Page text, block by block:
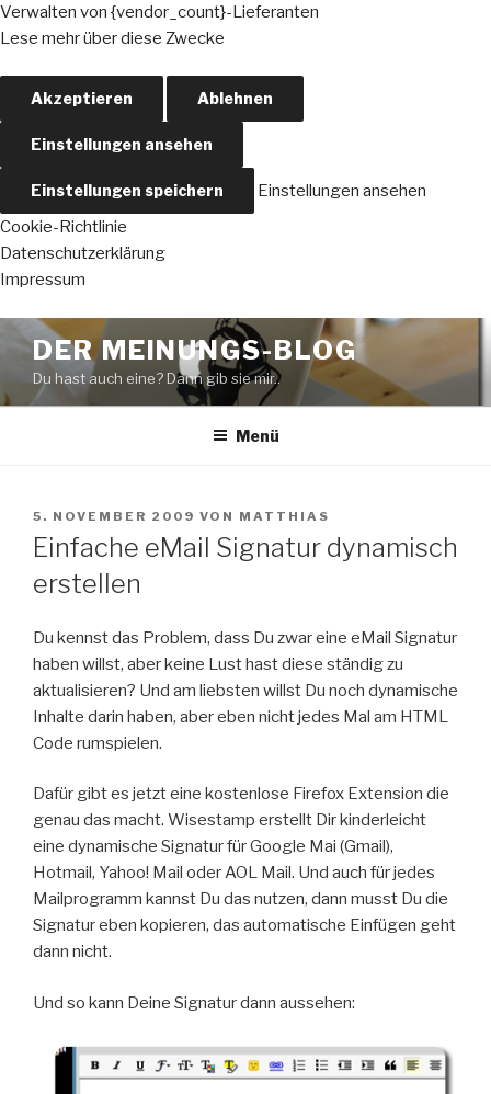
Verwalten von {vendor_count}-Lieferanten
Lese mehr über diese Zwecke
Akzeptieren Ablehnen
Einstellungen ansehen
Einstellungen speichern
Einstellungen ansehen
Cookie-Richtlinie
Datenschutzerklärung
Impressum
Zum
Inhalt
springen
DER MEINUNGS-BLOG
Du hast auch eine? Dann gib sie mir..
Menü
VERÖFFENTLICHT
AM
5. NOVEMBER 2009 VON MATTHIAS
Einfache eMail Signatur dynamisch
erstellen
Du kennst das Problem, dass Du zwar eine eMail Signatur
haben willst, aber keine Lust hast diese ständig zu
aktualisieren? Und am liebsten willst Du noch dynamische
Inhalte darin haben, aber eben nicht jedes Mal am HTML
Code rumspielen.
Dafür gibt es jetzt eine kostenlose Firefox Extension die
genau das macht. Wisestamp erstellt Dir kinderleicht
eine dynamische Signatur für Google Mai (Gmail),
Hotmail, Yahoo! Mail oder AOL Mail. Und auch für jedes
Mailprogramm kannst Du das nutzen, dann musst Du die
Signatur eben kopieren, das automatische Einfügen geht
dann nicht.
Und so kann Deine Signatur dann aussehen: